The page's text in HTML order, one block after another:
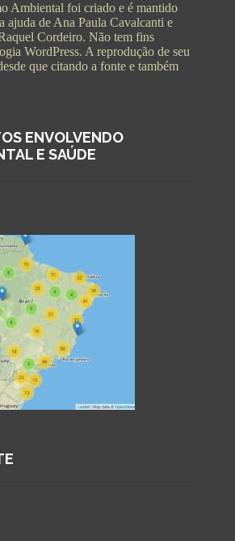
Ambiental foi criado e é mantido
ajuda de Ana Paula Cavalcanti e
Cordeiro. Não tem fins
WordPress. A reprodução de seu
que citando a fonte e também
ENVOLVENDO
E SAÚDE